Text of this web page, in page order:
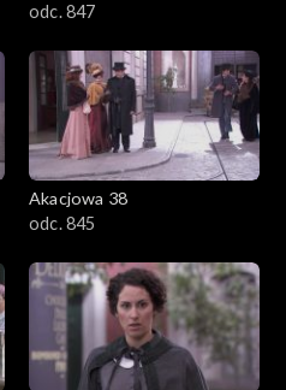
odc. 847
Akacjowa 38
odc. 845